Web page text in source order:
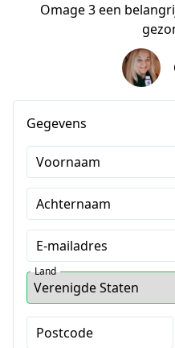
Omage 3 een
Gegevens
Voornaam
Achternaam
E-mailadres
Land
Postcode